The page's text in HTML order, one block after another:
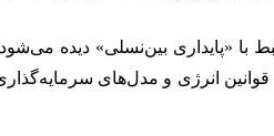
با «پایداری بین‌نسلی» دیده
انرژی و مدل‌های